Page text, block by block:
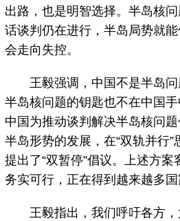
出路，也是明智选择。半岛核
话谈判仍在进行，半岛局势就
会走向失控。
王毅强调，中国不是半岛问
半岛核问题的钥匙也不在中国
中国为推动谈判解决半岛核问
半岛形势的发展，在“双轨并行
提出了“双暂停”倡议。上述方案
务实可行，正在得到越来越多国
王毅指出，我们呼吁各方，